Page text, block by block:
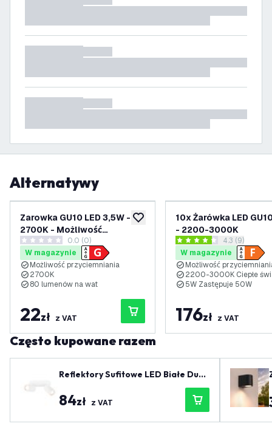
Alternatywy
dodaj do listy życzeń
Zarowka GU10 LED 3,5W -
2700K - Możliwość
ściemniania
0 Gwiazdki oceny
0.0 (0)
W magazynie
Możliwość przyciemniania
2700K
80 lumenów na wat
22zł z VAT
10x Żarówka LED
- 2200-3000K
otwórz panel
4.3 Gwiazdki oceny
4.3 (9)
W magazynie
Możliwość
2200-3000K Ciepłe
5W Zastępuje 50W
176zł z VAT
Często kupowane razem
Reflektory Sufitowe LED Białe Duo
84zł z VAT